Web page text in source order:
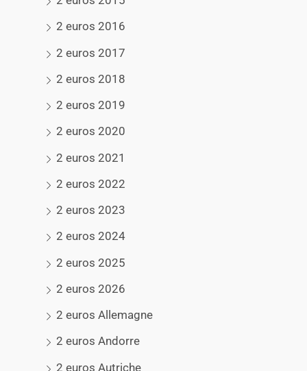
2 euros 2016
2 euros 2017
2 euros 2018
2 euros 2019
2 euros 2020
2 euros 2021
2 euros 2022
2 euros 2023
2 euros 2024
2 euros 2025
2 euros 2026
2 euros Allemagne
2 euros Andorre
2 euros Autriche